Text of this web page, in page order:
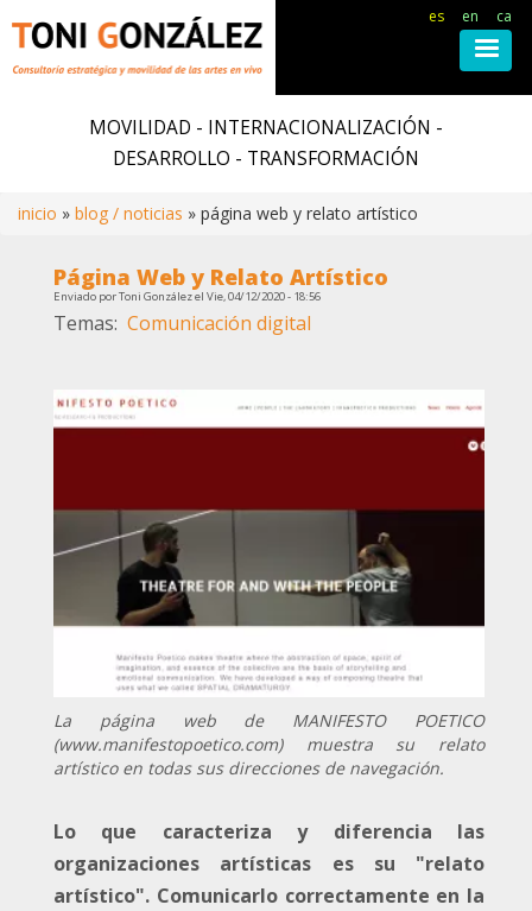
MOVILIDAD - INTERNACIONALIZACIÓN -
DESARROLLO - TRANSFORMACIÓN
Ruta
de
inicio blog / noticias página web y relato artístico
es en ca
Página Web y Relato Artístico
Enviado porToni Gonzálezel Vie, 04/12/2020 - 18:56
Temas Comunicación digital
La página web de MANIFESTO POETICO
(www.manifestopoetico.com) muestra su relato
artístico en todas sus direcciones de navegación.
Lo que caracteriza y diferencia las
organizaciones artísticas es su "relato
artístico". Comunicarlo correctamente en la